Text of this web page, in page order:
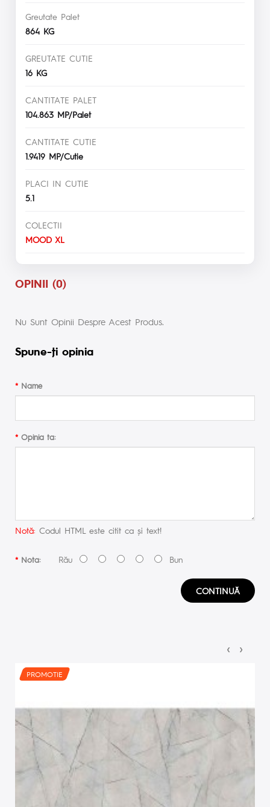
Greutate Palet
864 KG
GREUTATE CUTIE
16 KG
CANTITATE PALET
104.863 MP/Palet
CANTITATE CUTIE
1.9419 MP/Cutie
PLACI IN CUTIE
5.1
COLECTII
MOOD XL
OPINII (0)
Nu Sunt Opinii Despre Acest Produs.
Spune-ţi opinia
Name
Opinia ta:
Notă: Codul HTML este citit ca şi text!
Nota:Rău Bun
CONTINUĂ
PROMOTIE
‹ ›